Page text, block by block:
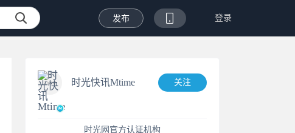
发布 登录
时光快讯Mtime 关注
时光网官方认证机构